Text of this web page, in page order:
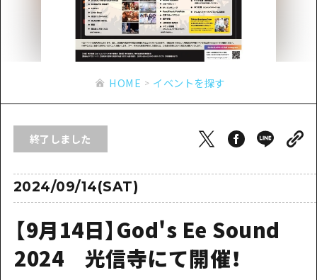
グルメ・酒
サイクリング
ショッピング
ナイトライフ
世界遺産
学び・体験
歴史・文化
癒し
あたらしい非日常
広島市周辺
安芸
備後
宮島周辺
山口県東部
弾丸
広島市周辺
安芸
備後
備北
宮島周辺
山口県東部
愛媛県
島根県
旬情報
お役立ち情報
アクセス
二次交通まとめ
施設の混雑状況のお知らせ
手荷物預かり・配送サービス
広島おもてなしパス
HOME
お問い合わせ
事業者・学校関係者の皆さま
HOME イベントを探す
終了しました
2024/09/14(SAT)
【9月14日】God's Ee Sound
2024 光信寺にて開催！